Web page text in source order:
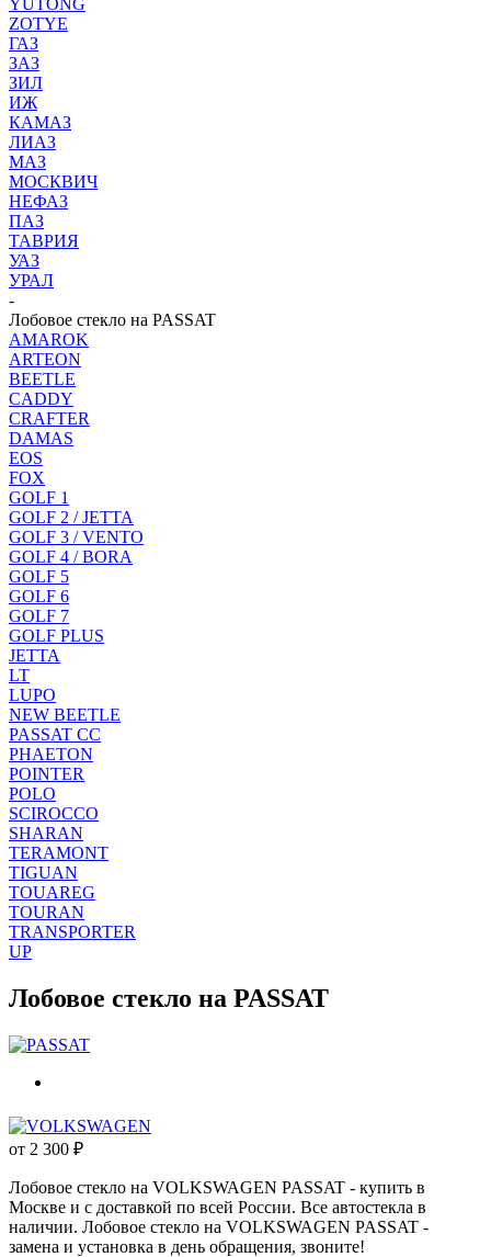
YUTONG
ZOTYE
ГАЗ
ЗАЗ
ЗИЛ
ИЖ
КАМАЗ
ЛИАЗ
МАЗ
МОСКВИЧ
НЕФАЗ
ПАЗ
ТАВРИЯ
УАЗ
УРАЛ
-
Лобовое стекло на PASSAT
AMAROK
ARTEON
BEETLE
CADDY
CRAFTER
DAMAS
EOS
FOX
GOLF 1
GOLF 2 / JETTA
GOLF 3 / VENTO
GOLF 4 / BORA
GOLF 5
GOLF 6
GOLF 7
GOLF PLUS
JETTA
LT
LUPO
NEW BEETLE
PASSAT CC
PHAETON
POINTER
POLO
SCIROCCO
SHARAN
TERAMONT
TIGUAN
TOUAREG
TOURAN
TRANSPORTER
UP
Лобовое стекло на PASSAT
от 2 300 ₽
Лобовое стекло на VOLKSWAGEN PASSAT - купить в
Москве и с доставкой по всей России. Все автостекла в
наличии. Лобовое стекло на VOLKSWAGEN PASSAT -
замена и установка в день обращения, звоните!